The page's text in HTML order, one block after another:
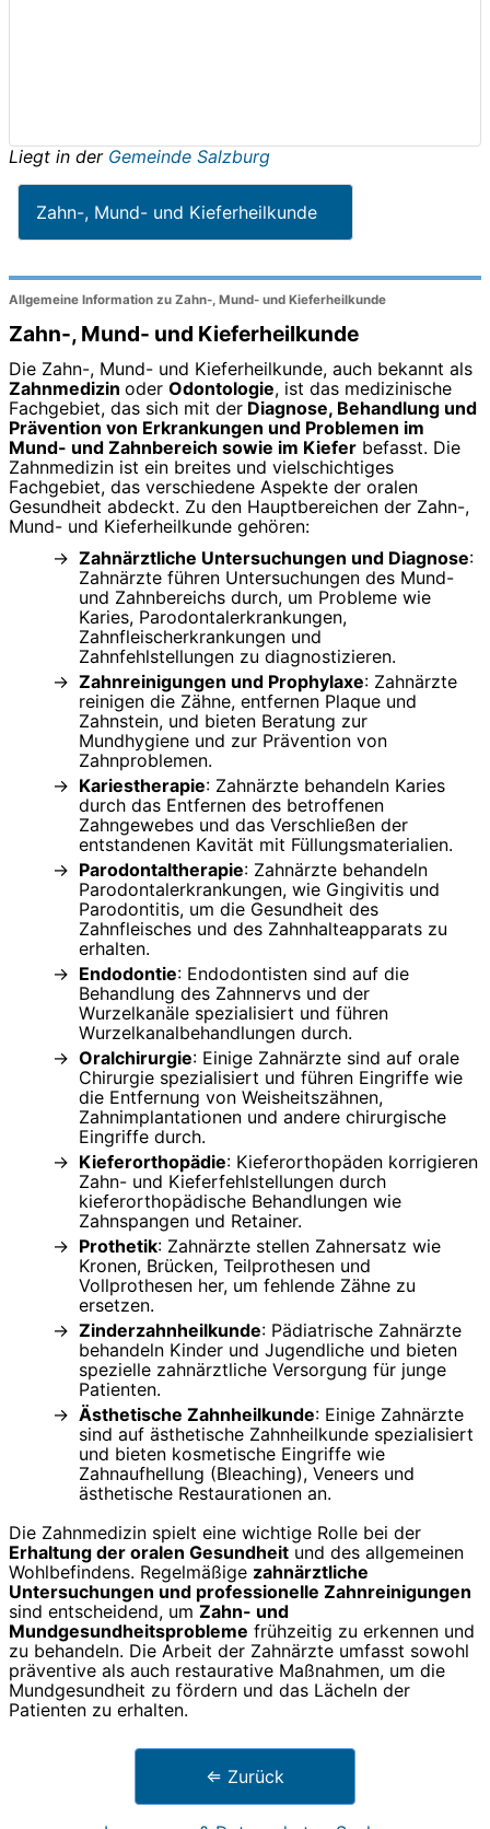
Liegt in der Gemeinde Salzburg
Zahn-, Mund- und Kieferheilkunde
Allgemeine Information zu Zahn-, Mund- und Kieferheilkunde
Zahn-, Mund- und Kieferheilkunde
Die Zahn-, Mund- und Kieferheilkunde, auch bekannt als
Zahnmedizin oder Odontologie, ist das medizinische
Fachgebiet, das sich mit der Diagnose, Behandlung und
Prävention von Erkrankungen und Problemen im
Mund- und Zahnbereich sowie im Kiefer befasst. Die
Zahnmedizin ist ein breites und vielschichtiges
Fachgebiet, das verschiedene Aspekte der oralen
Gesundheit abdeckt. Zu den Hauptbereichen der Zahn-,
Mund- und Kieferheilkunde gehören:
Zahnärztliche Untersuchungen und Diagnose:
Zahnärzte führen Untersuchungen des Mund-
und Zahnbereichs durch, um Probleme wie
Karies, Parodontalerkrankungen,
Zahnfleischerkrankungen und
Zahnfehlstellungen zu diagnostizieren.
Zahnreinigungen und Prophylaxe: Zahnärzte
reinigen die Zähne, entfernen Plaque und
Zahnstein, und bieten Beratung zur
Mundhygiene und zur Prävention von
Zahnproblemen.
Kariestherapie: Zahnärzte behandeln Karies
durch das Entfernen des betroffenen
Zahngewebes und das Verschließen der
entstandenen Kavität mit Füllungsmaterialien.
Parodontaltherapie: Zahnärzte behandeln
Parodontalerkrankungen, wie Gingivitis und
Parodontitis, um die Gesundheit des
Zahnfleisches und des Zahnhalteapparats zu
erhalten.
Endodontie: Endodontisten sind auf die
Behandlung des Zahnnervs und der
Wurzelkanäle spezialisiert und führen
Wurzelkanalbehandlungen durch.
Oralchirurgie: Einige Zahnärzte sind auf orale
Chirurgie spezialisiert und führen Eingriffe wie
die Entfernung von Weisheitszähnen,
Zahnimplantationen und andere chirurgische
Eingriffe durch.
Kieferorthopädie: Kieferorthopäden korrigieren
Zahn- und Kieferfehlstellungen durch
kieferorthopädische Behandlungen wie
Zahnspangen und Retainer.
Prothetik: Zahnärzte stellen Zahnersatz wie
Kronen, Brücken, Teilprothesen und
Vollprothesen her, um fehlende Zähne zu
ersetzen.
Zinderzahnheilkunde: Pädiatrische Zahnärzte
behandeln Kinder und Jugendliche und bieten
spezielle zahnärztliche Versorgung für junge
Patienten.
Ästhetische Zahnheilkunde: Einige Zahnärzte
sind auf ästhetische Zahnheilkunde spezialisiert
und bieten kosmetische Eingriffe wie
Zahnaufhellung (Bleaching), Veneers und
ästhetische Restaurationen an.
Die Zahnmedizin spielt eine wichtige Rolle bei der
Erhaltung der oralen Gesundheit und des allgemeinen
Wohlbefindens. Regelmäßige zahnärztliche
Untersuchungen und professionelle Zahnreinigungen
sind entscheidend, um Zahn- und
Mundgesundheitsprobleme frühzeitig zu erkennen und
zu behandeln. Die Arbeit der Zahnärzte umfasst sowohl
präventive als auch restaurative Maßnahmen, um die
Mundgesundheit zu fördern und das Lächeln der
Patienten zu erhalten.
⇐ Zurück